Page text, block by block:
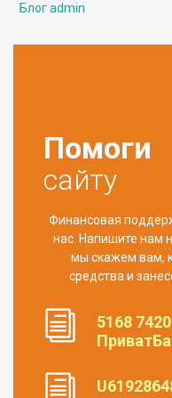
Блог admin
Помоги
сайту
Финансовая
нас. Напишите нам
мы скажем вам,
средства и
5168